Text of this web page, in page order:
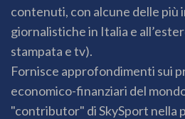
contenuti, con alcune delle
giornalistiche in Italia e
stampata e tv).
Fornisce approfondimenti sui
economico-finanziari del
"contributor" di SkySport nella